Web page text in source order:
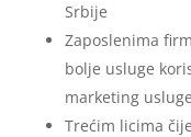
Srbije
Zaposlenima
bolje usluge
marketing
Trećim licima